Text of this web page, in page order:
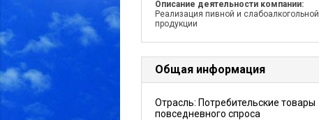
Описание деятельности компании:
Реализация пивной и слабоалкогольной
продукции
Общая информация
Отрасль: Потребительские товары
повседневного спроса